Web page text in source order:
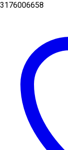
3176006658